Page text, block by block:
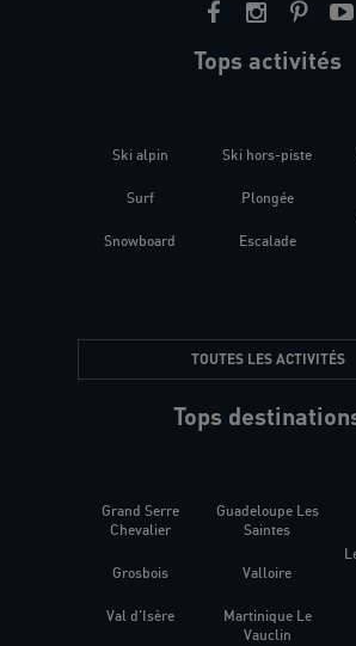
Tops activités
Ski alpin
Surf
Snowboard
Ski hors-piste
Plongée
Escalade
TOUTES LES ACTIVITÉS
Tops
Grand Serre
Chevalier
Grosbois
Val d'Isère
Guadeloupe Les
Saintes
Valloire
Martinique Le
Vauclin